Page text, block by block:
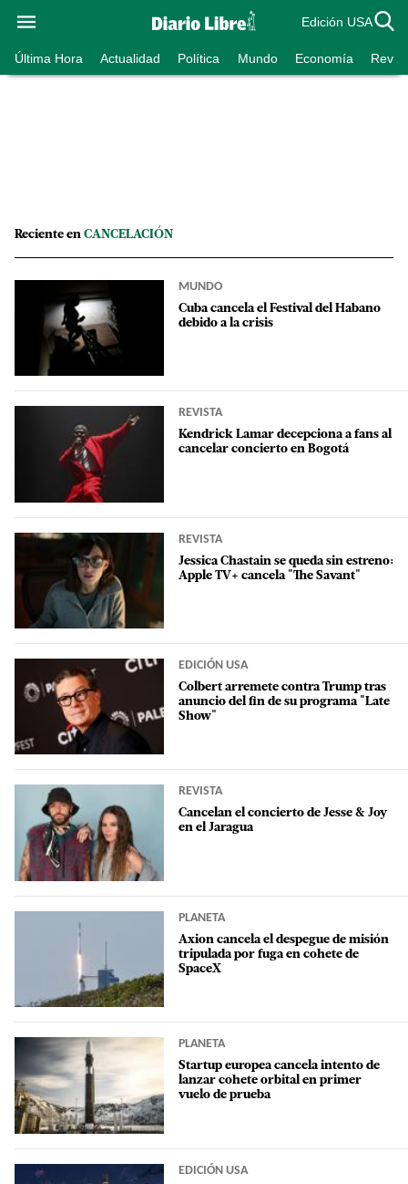
Edición USA
Última Hora Actualidad Política Mundo Economía
Reciente en CANCELACIÓN
MUNDO
Cuba cancela el Festival del Habano
debido a la crisis
REVISTA
Kendrick Lamar decepciona a fans al
cancelar concierto en Bogotá
REVISTA
Jessica Chastain se queda sin estreno:
Apple TV+ cancela "The Savant"
EDICIÓN USA
Colbert arremete contra Trump tras
anuncio del fin de su programa "Late
Show"
REVISTA
Cancelan el concierto de Jesse & Joy
en el Jaragua
PLANETA
Axion cancela el despegue de misión
tripulada por fuga en cohete de
SpaceX
PLANETA
Startup europea cancela intento de
lanzar cohete orbital en primer
vuelo de prueba
EDICIÓN USA